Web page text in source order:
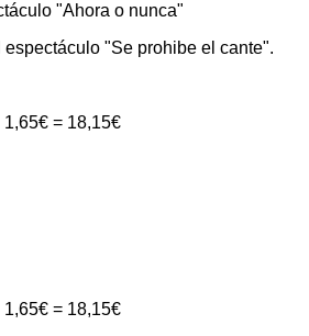
"Ahora o nunca"
"Se prohibe el cante".
= 18,15€
= 18,15€